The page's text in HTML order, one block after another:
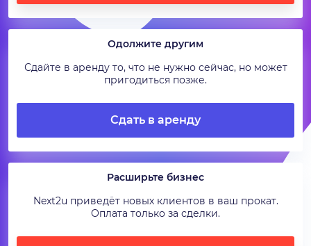
Одолжите другим
Сдайте в аренду то, что не нужно сейчас, но может
пригодиться позже.
Сдать в аренду
Расширьте бизнес
Next2u приведёт новых клиентов в ваш прокат.
Оплата только за сделки.